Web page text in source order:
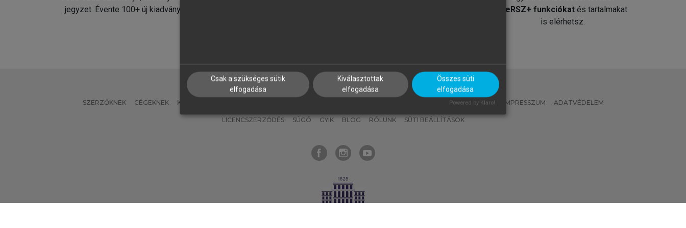
jegyzet. Évente 100+ új kiadvány.
MeRSZ+ funkciókat és tartalmakat
is elérhetsz.
SZERZŐKNEK CÉGEKNEK KÖNYVTÁROSOKNAK MI – ÁLTALÁNOS IRÁNYELVEK IMPRESSZUM ADATVÉDELEM
LICENCSZERZŐDÉS SÚGÓ GYIK BLOG RÓLUNK SÜTI BEÁLLÍTÁSOK
Csak a szükséges sütik
elfogadása
Kiválasztottak
elfogadása
Összes süti
elfogadása
Powered by Klaro!